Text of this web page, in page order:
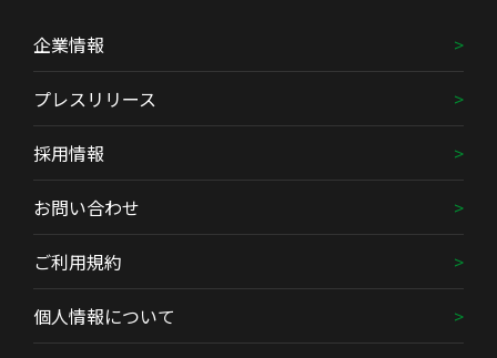
企業情報
プレスリリース
採用情報
お問い合わせ
ご利用規約
個人情報について